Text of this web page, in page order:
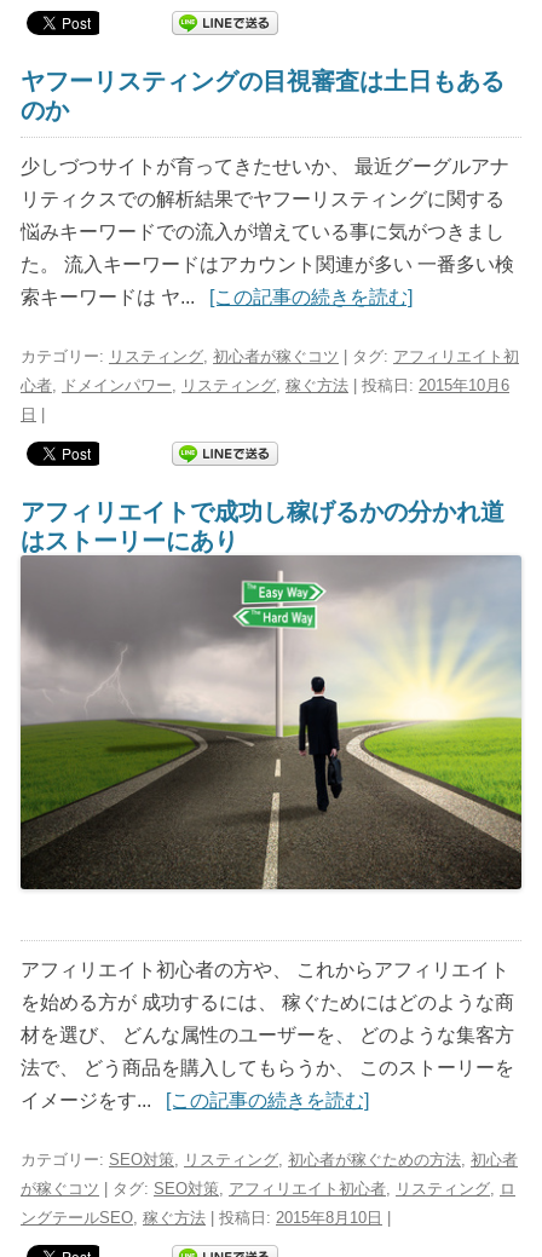
ヤフーリスティングの目視審査は土日もある
のか
少しづつサイトが育ってきたせいか、 最近グーグルアナ
リティクスでの解析結果でヤフーリスティングに関する
悩みキーワードでの流入が増えている事に気がつきまし
た。 流入キーワードはアカウント関連が多い 一番多い検
索キーワードは ヤ...
[この記事の続きを読む]
カテゴリー: リスティング 初心者が稼ぐコツ | タグ: アフィリエイト初
心者
ドメインパワー リスティング 稼ぐ方法 | 投稿日: 2015年10月6
日 |
アフィリエイトで成功し稼げるかの分かれ道
はストーリーにあり
アフィリエイト初心者の方や、 これからアフィリエイト
を始める方が 成功するには、 稼ぐためにはどのような商
材を選び、 どんな属性のユーザーを、 どのような集客方
法で、 どう商品を購入してもらうか、 このストーリーを
イメージをす...
[この記事の続きを読む]
カテゴリー: SEO対策 リスティング 初心者が稼ぐための方法 初心者
が稼ぐコツ | タグ: SEO対策 アフィリエイト初心者 リスティング
ロ
ングテールSEO 稼ぐ方法 | 投稿日: 2015年8月10日